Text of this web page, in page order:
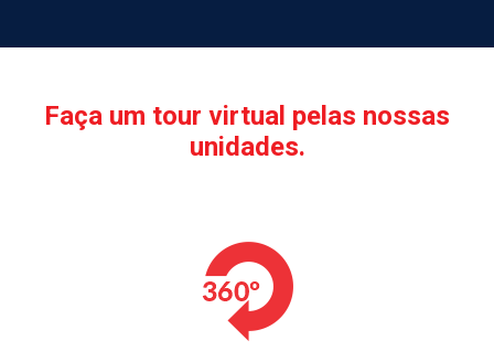
Faça um tour virtual pelas nossas
unidades.